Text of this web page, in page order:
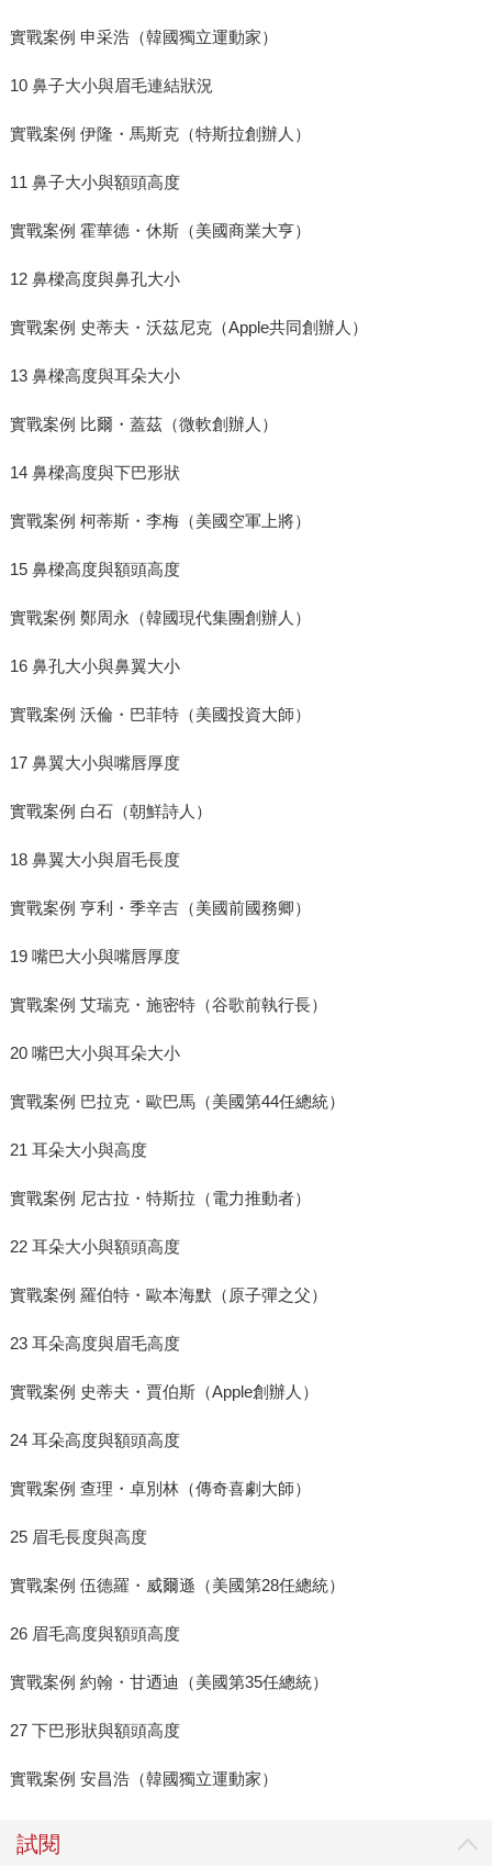
實戰案例 申采浩（韓國獨立運動家）
10 鼻子大小與眉毛連結狀況
實戰案例 伊隆・馬斯克（特斯拉創辦人）
11 鼻子大小與額頭高度
實戰案例 霍華德・休斯（美國商業大亨）
12 鼻樑高度與鼻孔大小
實戰案例 史蒂夫・沃茲尼克（Apple共同創辦人）
13 鼻樑高度與耳朵大小
實戰案例 比爾・蓋茲（微軟創辦人）
14 鼻樑高度與下巴形狀
實戰案例 柯蒂斯・李梅（美國空軍上將）
15 鼻樑高度與額頭高度
實戰案例 鄭周永（韓國現代集團創辦人）
16 鼻孔大小與鼻翼大小
實戰案例 沃倫・巴菲特（美國投資大師）
17 鼻翼大小與嘴唇厚度
實戰案例 白石（朝鮮詩人）
18 鼻翼大小與眉毛長度
實戰案例 亨利・季辛吉（美國前國務卿）
19 嘴巴大小與嘴唇厚度
實戰案例 艾瑞克・施密特（谷歌前執行長）
20 嘴巴大小與耳朵大小
實戰案例 巴拉克・歐巴馬（美國第44任總統）
21 耳朵大小與高度
實戰案例 尼古拉・特斯拉（電力推動者）
22 耳朵大小與額頭高度
實戰案例 羅伯特・歐本海默（原子彈之父）
23 耳朵高度與眉毛高度
實戰案例 史蒂夫・賈伯斯（Apple創辦人）
24 耳朵高度與額頭高度
實戰案例 查理・卓別林（傳奇喜劇大師）
25 眉毛長度與高度
實戰案例 伍德羅・威爾遜（美國第28任總統）
26 眉毛高度與額頭高度
實戰案例 約翰・甘迺迪（美國第35任總統）
27 下巴形狀與額頭高度
實戰案例 安昌浩（韓國獨立運動家）
試閱